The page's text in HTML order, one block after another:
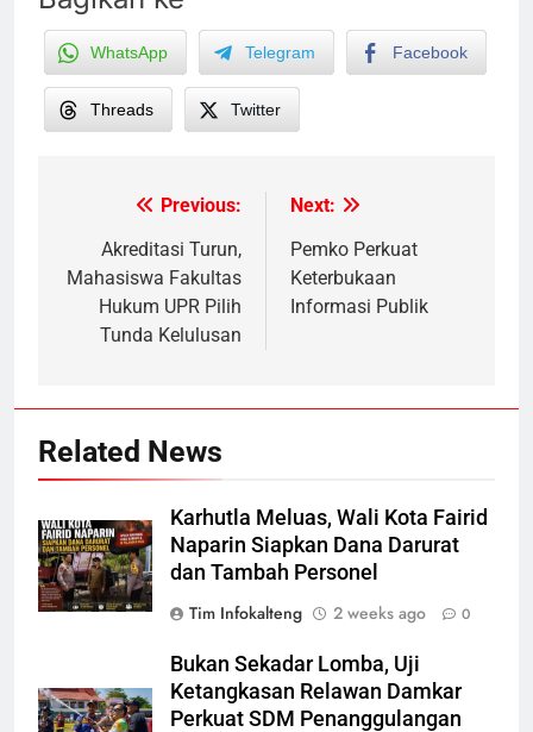
WhatsApp Telegram Facebook
Threads Twitter
navigation
Previous:
Akreditasi Turun,
Mahasiswa Fakultas
Hukum UPR Pilih
Tunda Kelulusan
Next:
Pemko Perkuat
Keterbukaan
Informasi Publik
Related News
Karhutla Meluas, Wali Kota Fairid
Naparin Siapkan Dana Darurat
dan Tambah Personel
Tim Infokalteng
2 weeks ago 0
Bukan Sekadar Lomba, Uji
Ketangkasan Relawan Damkar
Perkuat SDM Penanggulangan